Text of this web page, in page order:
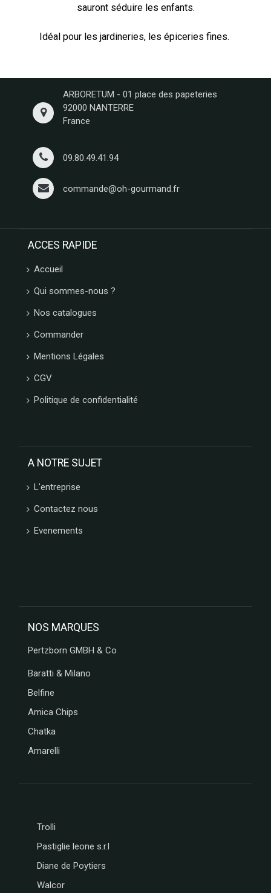
sauront séduire les enfants.
Idéal pour les jardineries, les épiceries fines.
ARBORETUM - 01 place des papeteries
92000 NANTERRE
France
09.80.49.41.94
commande@oh-gourmand.fr
ACCES RAPIDE
Accueil
Qui sommes-nous ?
Nos catalogues
Commander
Mentions Légales
CGV
Politique de confidentialité
A NOTRE SUJET
L'entreprise
Contactez nous
Evenements
NOS MARQUES
Pertzborn GMBH & Co
Baratti & Milano
Belfine
Amica Chips
Chatka
Amarelli
Trolli
Pastiglie leone s.r.l
Diane de Poytiers
Walcor